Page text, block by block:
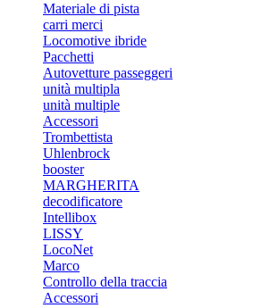
Materiale di pista
carri merci
Locomotive ibride
Pacchetti
Autovetture passeggeri
unità multipla
unità multiple
Accessori
Trombettista
Uhlenbrock
booster
MARGHERITA
decodificatore
Intellibox
LISSY
LocoNet
Marco
Controllo della traccia
Accessori